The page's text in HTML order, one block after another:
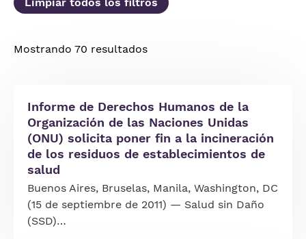
Mostrando 70 resultados
Informe de Derechos Humanos de la
Organización de las Naciones Unidas
(ONU) solicita poner fin a la incineración
de los residuos de establecimientos de
salud
Buenos Aires, Bruselas, Manila, Washington, DC
(15 de septiembre de 2011) — Salud sin Daño
(SSD)…